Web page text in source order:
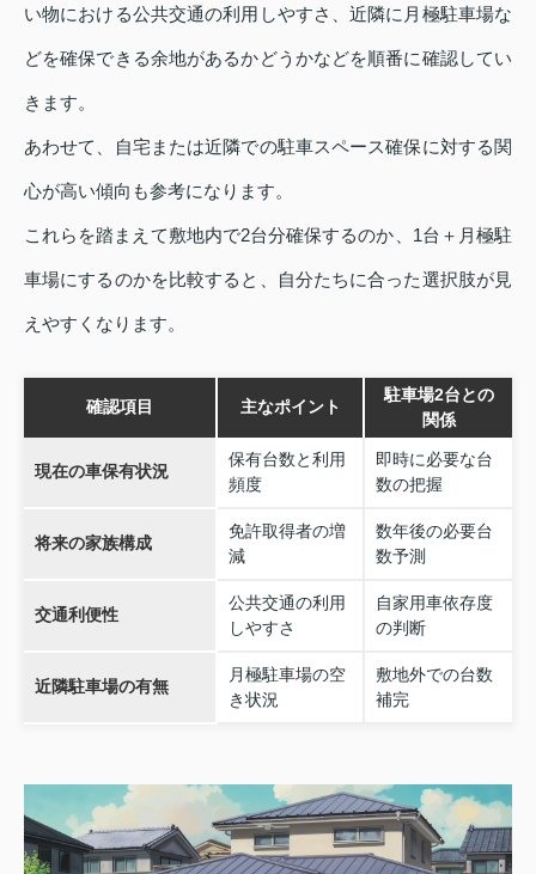
い物における公共交通の利用しやすさ、近隣に月極駐車場な
どを確保できる余地があるかどうかなどを順番に確認してい
きます。
あわせて、自宅または近隣での駐車スペース確保に対する関
心が高い傾向も参考になります。
これらを踏まえて敷地内で2台分確保するのか、1台＋月極駐
車場にするのかを比較すると、自分たちに合った選択肢が見
えやすくなります。
確認項目 主なポイント
駐車場2台との
関係
現在の車保有状況
保有台数と利用
頻度
即時に必要な台
数の把握
将来の家族構成
免許取得者の増
減
数年後の必要台
数予測
交通利便性
公共交通の利用
しやすさ
自家用車依存度
の判断
近隣駐車場の有無
月極駐車場の空
き状況
敷地外での台数
補完